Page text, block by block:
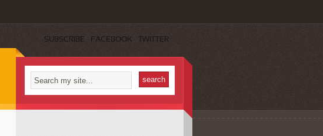
SUBSCRIBE FACEBOOK TWITTER